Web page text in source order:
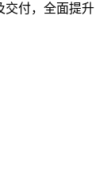
交付，全面提升